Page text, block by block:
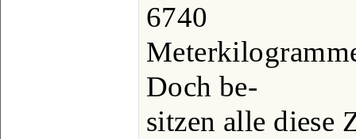
6740
Doch be-
sitzen alle diese